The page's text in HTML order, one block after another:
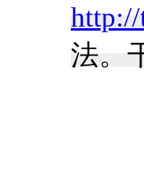
法。